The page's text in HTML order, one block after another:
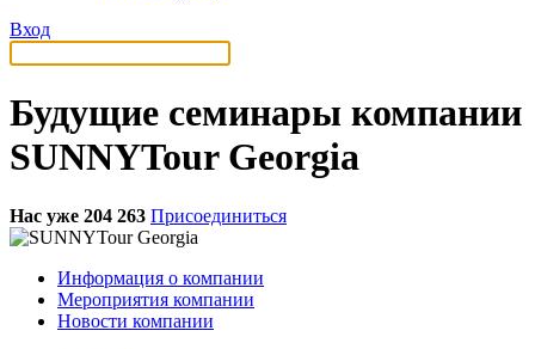
Вход
Будущие семинары компании
SUNNYTour Georgia
Нас уже 204 263 Присоединиться
Информация о компании
Мероприятия компании
Новости компании